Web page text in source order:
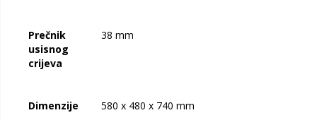
Prečnik
usisnog
crijeva
38 mm
Dimenzije 580 x 480 x 740 mm